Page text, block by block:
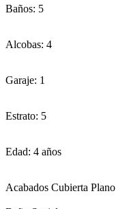
Baños: 5
Alcobas: 4
Garaje: 1
Estrato: 5
Edad: 4 años
Acabados Cubierta Plano